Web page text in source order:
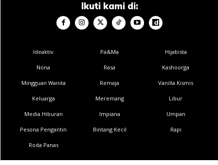
Ikuti kami di:
Ideaktiv
Nona
Mingguan Wanita
Keluarga
Media Hiburan
Pesona Pengantin
Roda Panas
Pa&Ma
Rasa
Remaja
Meremang
Impiana
Bintang Kecil
Hijabista
Kashoorga
Vanilla Kismis
Libur
Umpan
Rapi